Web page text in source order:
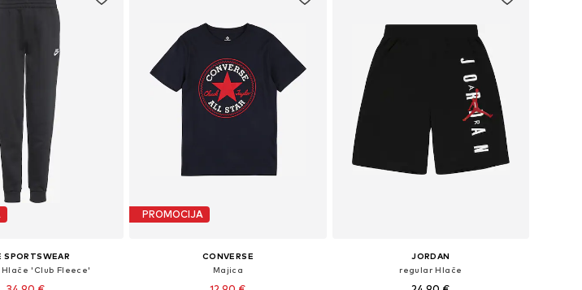
SPORTSWEAR
'Club Fleece'
PROMOCIJA
CONVERSE
Majica
JORDAN
regular Hlače